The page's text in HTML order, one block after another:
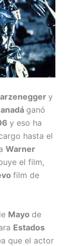
y
ganó
y eso ha
hasta el
Warner
el film,
film de
Mayo de
Estados
que el actor